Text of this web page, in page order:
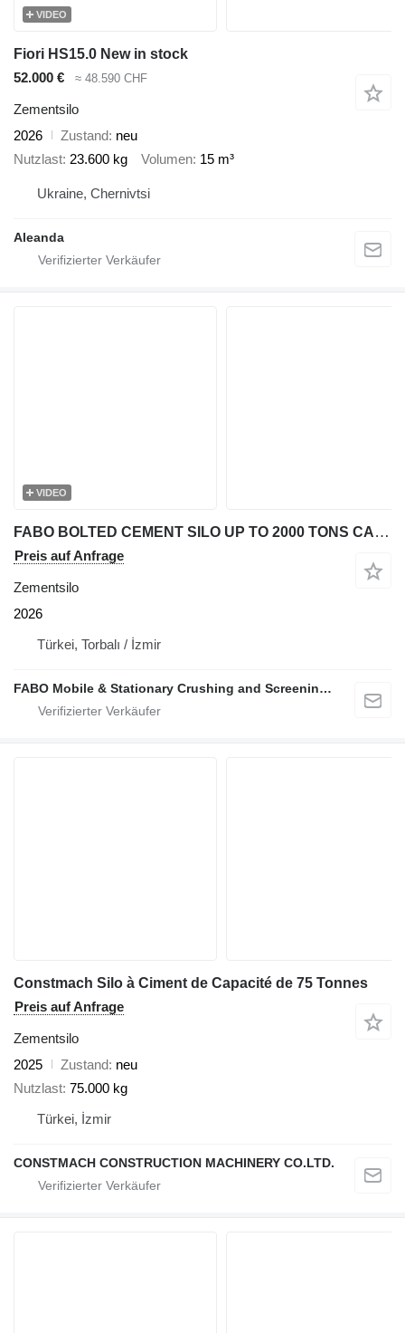
VIDEO
Fiori HS15.0 New in stock
52.000 €
≈ 48.590 CHF
Zementsilo
2026
Zustand neu
Nutzlast 23.600 kg Volumen 15 m³
Ukraine, Chernivtsi
Aleanda
VIDEO
FABO BOLTED CEMENT SILO UP TO 2000 TONS CAPACITY
Preis auf Anfrage
Zementsilo
2026
Türkei, Torbalı / İzmir
FABO Mobile & Stationary Crushing and Screening Plants | Concrete Batching Plants Manufacturer
Constmach Silo à Ciment de Capacité de 75 Tonnes
Preis auf Anfrage
Zementsilo
2025
Zustand neu
Nutzlast 75.000 kg
Türkei, İzmir
CONSTMACH CONSTRUCTION MACHINERY CO.LTD.